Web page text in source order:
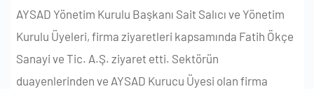
AYSAD Yönetim Kurulu Başkanı Sait Salıcı ve Yönetim
Kurulu Üyeleri, firma ziyaretleri kapsamında Fatih Ökçe
Sanayi ve Tic. A.Ş. ziyaret etti. Sektörün
duayenlerinden ve AYSAD Kurucu Üyesi olan firma